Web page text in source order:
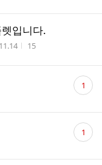
입니다.
시간 조회수
15
댓
글 1
댓
글 1